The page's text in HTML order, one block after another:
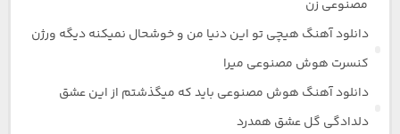
مصنوعی زن
دانلود آهنگ هیچی تو این دنیا من و خوشحال نمیکنه دیگه ورژن
کنسرت هوش مصنوعی میرا
دانلود آهنگ هوش مصنوعی باید که میگذشتم از این عشق
دلدادگی گل عشق همدرد